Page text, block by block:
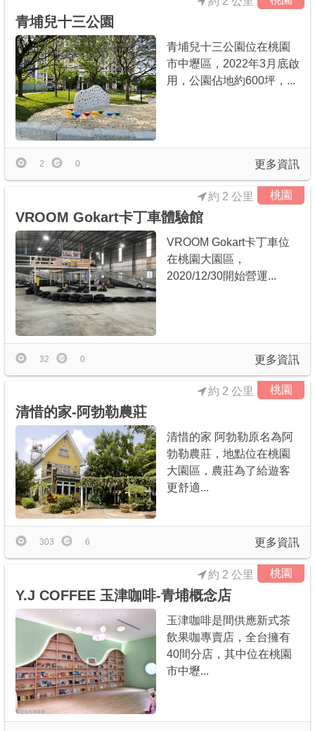
青埔兒十三公園
青埔兒十三公園位在桃園
市中壢區，2022年3月底啟
用，公園佔地約600坪，...
更多資訊
2 0
桃園
VROOM Gokart卡丁車體驗館
約 2 公里
VROOM Gokart卡丁車位
在桃園大園區，
2020/12/30開始營運...
更多資訊
32 0
桃園
清惜的家-阿勃勒農莊
約 2 公里
清惜的家 阿勃勒原名為阿
勃勒農莊，地點位在桃園
大園區，農莊為了給遊客
更舒適...
更多資訊
303 6
桃園
Y.J COFFEE 玉津咖啡-青埔概念店
約 2 公里
玉津咖啡是間供應新式茶
飲果咖專賣店，全台擁有
40間分店，其中位在桃園
市中壢...